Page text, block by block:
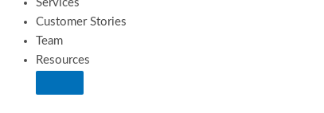
Services
Customer Stories
Team
Resources